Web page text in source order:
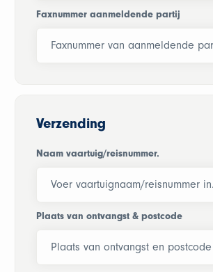
Faxnummer aanmeldende partij
Verzending
Naam vaartuig/reisnummer.
Plaats van ontvangst & postcode